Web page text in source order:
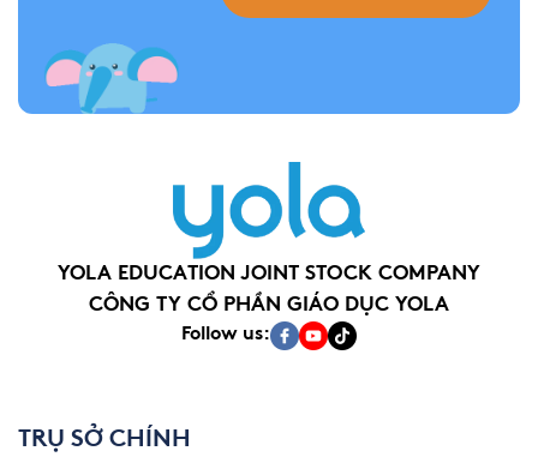
YOLA EDUCATION JOINT STOCK COMPANY
CÔNG TY CỔ PHẦN GIÁO DỤC YOLA
Follow us:
TRỤ SỞ CHÍNH